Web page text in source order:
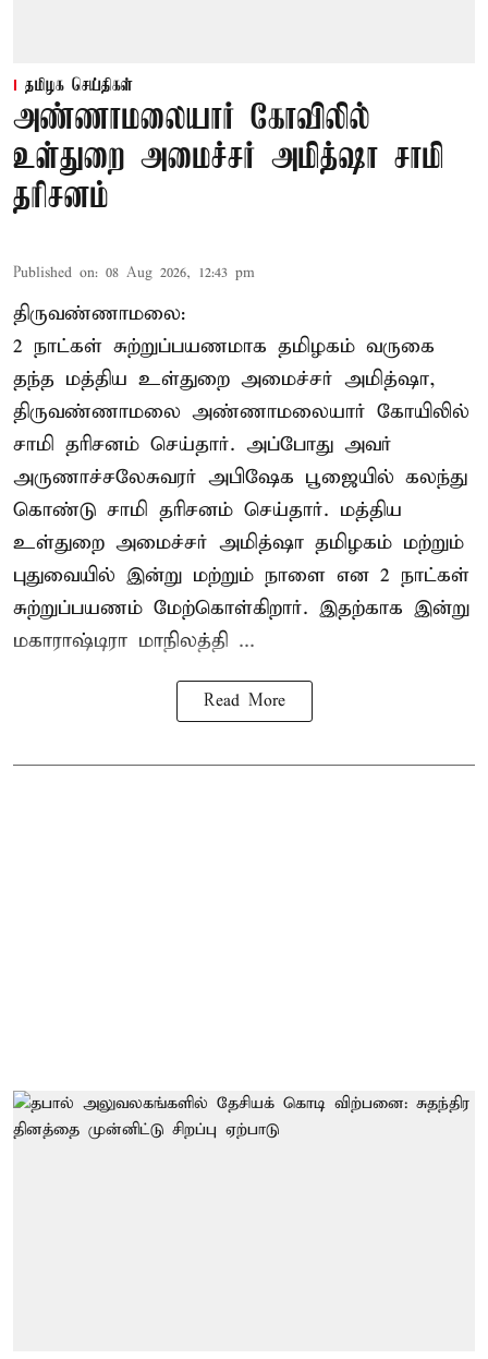
தமிழக செய்திகள்
அண்ணாமலையார் கோவிலில்
உள்துறை அமைச்சர் அமித்ஷா சாமி
தரிசனம்
Published on: 08 Aug 2026, 12:43 pm
திருவண்ணாமலை:
2 நாட்கள் சுற்றுப்பயணமாக தமிழகம் வருகை
தந்த மத்திய உள்துறை அமைச்சர் அமித்ஷா,
திருவண்ணாமலை அண்ணாமலையார் கோயிலில்
சாமி தரிசனம் செய்தார். அப்போது அவர்
அருணாச்சலேசுவரர் அபிஷேக பூஜையில் கலந்து
கொண்டு சாமி தரிசனம் செய்தார். மத்திய
உள்துறை அமைச்சர் அமித்ஷா தமிழகம் மற்றும்
புதுவையில் இன்று மற்றும் நாளை என 2 நாட்கள்
சுற்றுப்பயணம் மேற்கொள்கிறார். இதற்காக இன்று
மகாராஷ்டிரா மாநிலத்தி ...
Read More